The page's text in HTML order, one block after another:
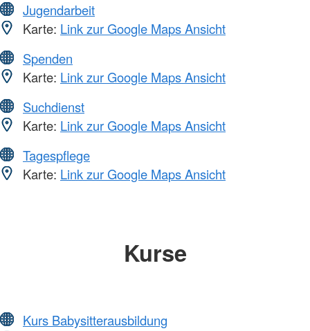
Jugendarbeit
Karte: Link zur Google Maps Ansicht
Spenden
Karte: Link zur Google Maps Ansicht
Suchdienst
Karte: Link zur Google Maps Ansicht
Tagespflege
Karte: Link zur Google Maps Ansicht
Kurse
Kurs Babysitterausbildung